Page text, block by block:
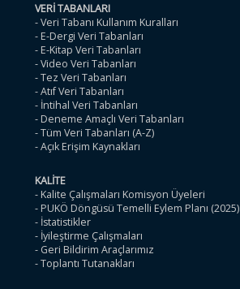
VERİ TABANLARI
- Veri Tabanı Kullanım Kuralları
- E-Dergi Veri Tabanları
- E-Kitap Veri Tabanları
- Video Veri Tabanları
- Tez Veri Tabanları
- Atıf Veri Tabanları
- İntihal Veri Tabanları
- Deneme Amaçlı Veri Tabanları
- Tüm Veri Tabanları (A-Z)
- Açık Erişim Kaynakları
KALİTE
- Kalite Çalışmaları Komisyon Üyeleri
- PUKÖ Döngüsü Temelli Eylem Planı (2025)
- İstatistikler
- İyileştirme Çalışmaları
- Geri Bildirim Araçlarımız
- Toplantı Tutanakları